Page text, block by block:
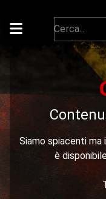
Siamo spiacenti
è